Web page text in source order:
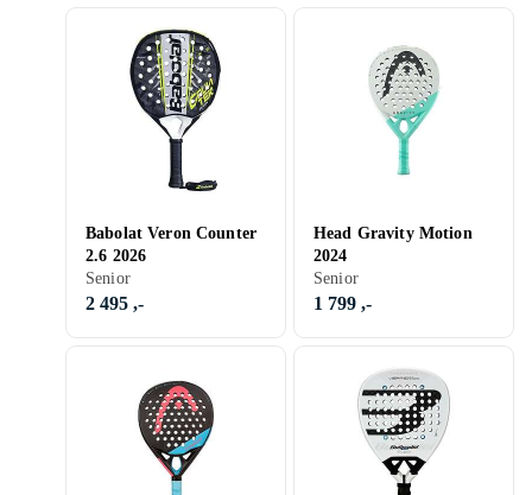
Babolat Veron Counter
2.6 2026
Senior
2 495 ,-
Head Gravity Motion
2024
Senior
1 799 ,-